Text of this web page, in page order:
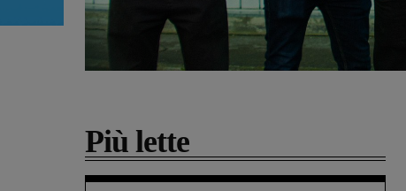
Più lette